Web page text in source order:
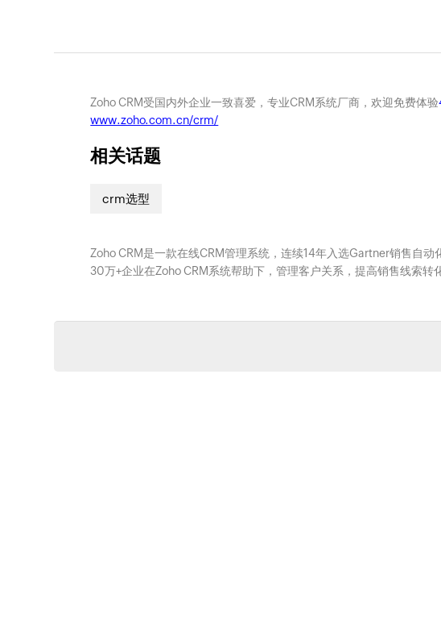
Zoho CRM受国内外企业一致喜爱，专业CRM系统厂商，欢迎免费体验
www.zoho.com.cn/crm/
相关话题
crm选型
Zoho CRM是一款在线CRM管理系统，连续14年入选Gartner销售自
30万+企业在Zoho CRM系统帮助下，管理客户关系，提高销售线索转